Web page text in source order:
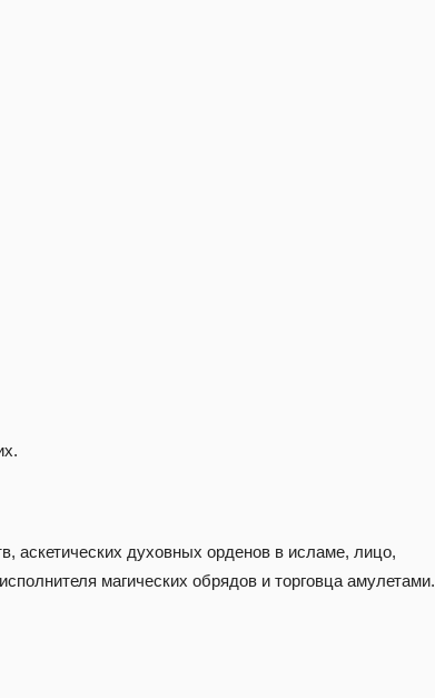
аскетических духовных орденов в исламе, лицо,
магических обрядов и торговца амулетами.